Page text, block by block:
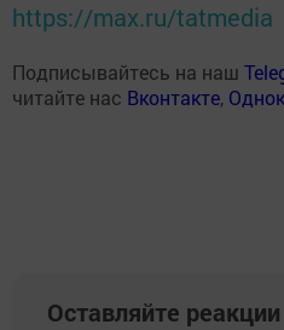
https://max.ru/tatmedia
Подписывайтесь на наш
читайте нас Вконтакте,
Оставляйте реакции